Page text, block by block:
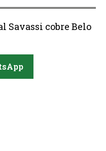
Savassi cobre Belo